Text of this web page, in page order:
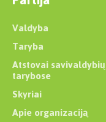
Valdyba
Taryba
Atstovai savivaldybių
tarybose
Skyriai
Apie organizaciją